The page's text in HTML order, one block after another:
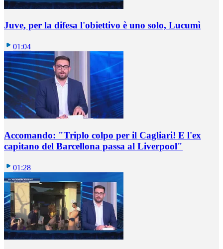
Juve, per la difesa l'obiettivo è uno solo, Lucumì
01:04
Accomando: "Triplo colpo per il Cagliari! E l'ex
capitano del Barcellona passa al Liverpool"
01:28